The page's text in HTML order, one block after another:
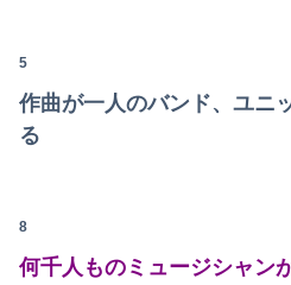
5
作曲が一人のバンド、ユニ
る
8
何千人ものミュージシャン